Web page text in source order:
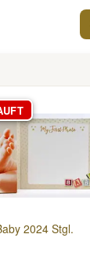
2024 Stgl.